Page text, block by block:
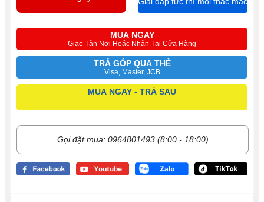
MUA NGAY
Giao Tận Nơi Hoặc Nhận Tại Cửa Hàng
TRẢ GÓP QUA THẺ
Visa, Master, JCB
MUA NGAY - TRẢ SAU
Gọi đặt mua: 0964801493 (8:00 - 18:00)